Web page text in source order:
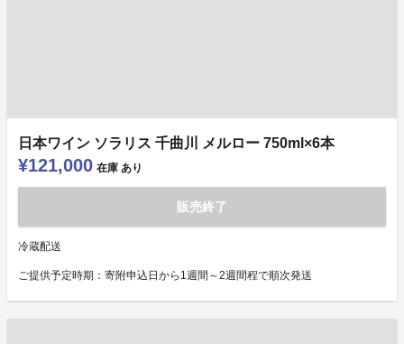
日本ワイン ソラリス 千曲川 メルロー 750ml×6本
¥121,000 在庫 あり
販売終了
冷蔵配送
ご提供予定時期：寄附申込日から1週間～2週間程で順次発送